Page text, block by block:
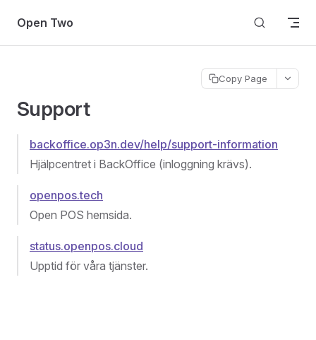
Skip to content
Open Two
Copy Page
Support
backoffice.op3n.dev/help/support-information
Hjälpcentret i BackOffice (inloggning krävs).
openpos.tech
Open POS hemsida.
status.openpos.cloud
Upptid för våra tjänster.